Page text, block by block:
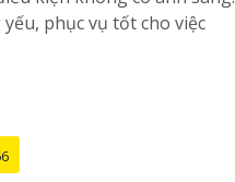
phục vụ tốt cho việc